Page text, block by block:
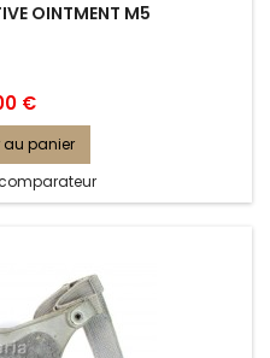
OINTMENT M5
€
au panier